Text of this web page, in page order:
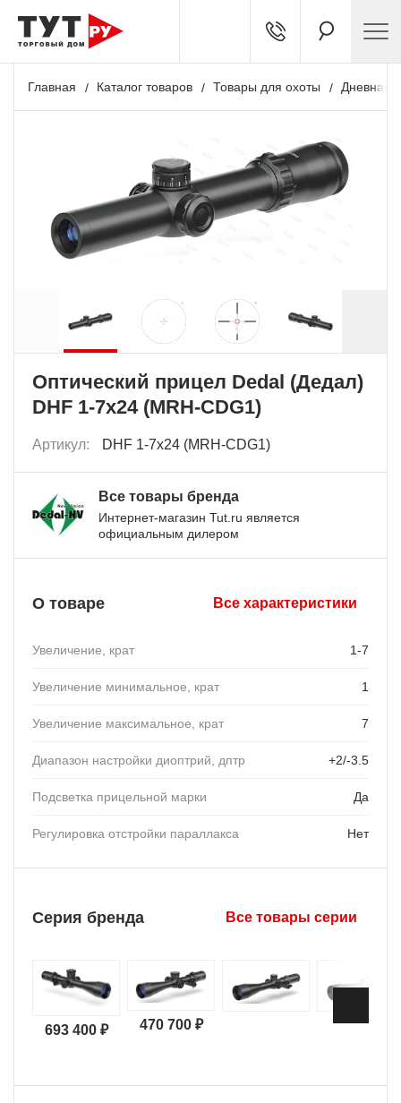
Главная Каталог товаров Товары для охоты Дневная
+ 10 035 бонусов
Оптический прицел Dedal (Дедал)
DHF 1-7x24 (MRH-CDG1)
Артикул: DHF 1-7x24 (MRH-CDG1)
Все товары бренда
Интернет-магазин Tut.ru является
официальным дилером
О товаре Все характеристики
Увеличение, крат 1-7
Увеличение минимальное, крат 1
Увеличение максимальное, крат 7
Диапазон настройки диоптрий, дптр +2/-3.5
Подсветка прицельной марки Да
Регулировка отстройки параллакса Нет
Серия бренда Все товары серии
693 400 ₽ 470 700 ₽